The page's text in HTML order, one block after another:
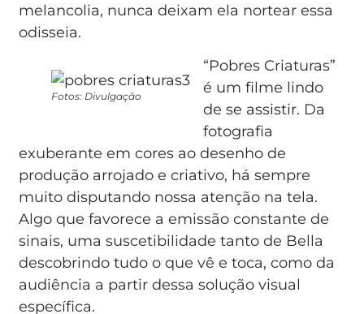
melancolia, nunca deixam ela nortear essa
odisseia.
Fotos: Divulgação
“Pobres Criaturas”
é um filme lindo
de se assistir. Da
fotografia
exuberante em cores ao desenho de
produção arrojado e criativo, há sempre
muito disputando nossa atenção na tela.
Algo que favorece a emissão constante de
sinais, uma suscetibilidade tanto de Bella
descobrindo tudo o que vê e toca, como da
audiência a partir dessa solução visual
específica.